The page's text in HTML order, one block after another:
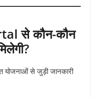
से कौन-कौन
योजनाओं से जुड़ी जानकारी